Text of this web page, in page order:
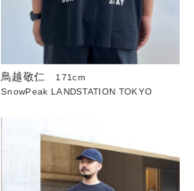
鳥越敬仁
171cm
SnowPeak LANDSTATION TOKYO